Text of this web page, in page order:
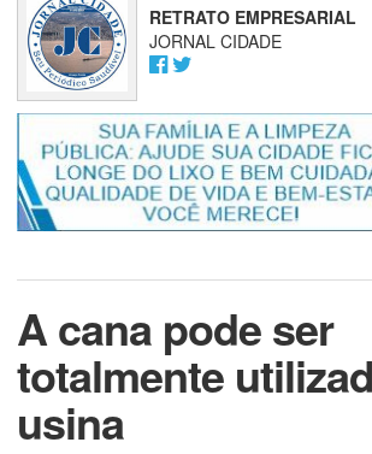
RETRATO EMPRESARIAL
JORNAL CIDADE
A cana pode ser
totalmente
usina